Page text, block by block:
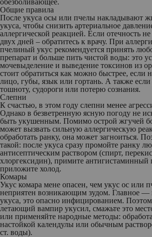
обезболивающее.
Общие правила
После укуса осы или пчелы накладывают
укуса, чтобы снизить артериальное
аллергической реакцией. Если отечность
двух дней – обратитесь к врачу. При
пчелиный укус рекомендуется принять
препарат и больше пить чистой воды: это
мочевыделение и выведение токсинов из
стоит обратиться как можно быстрее, если
лицо, губы, язык или гортань. А также если
тошноту, судороги или потерю сознания.
Слепни
К счастью, в этом году слепни менее
Однако в безветренную ясную погоду не
быть укушенным. Помимо острой жгучей
может вызвать сильную аллергическую
обработать ранку, она может загноиться.
такой: после укуса сразу промойте ранку
антисептическим раствором (спирт,
хлоргексидин), примите антигистаминный
приложите холод.
Комары
Укус комара мене опасен, чем укус ос или
неприятен возникающим зудом. Главное —
укуса, это опасно инфицированием.
летающий вампир укусил, смажьте это
или применяйте народные методы:
настойкой календулы или обычным
ст. воды).